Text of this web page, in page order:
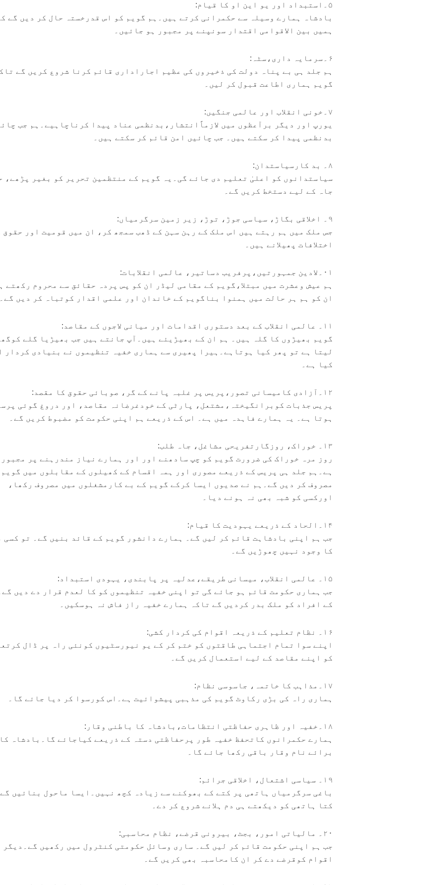
۵۔استبداد اور یو این او کا قیام:
بادشاہ ہمارے وسیلہ سے حکمرانی کرتے ہیں۔ہم گویم کو اس قدرخستہ حال کر دیں گے
ہمیں بین الاقوامی اقتدار سونپنے پر مجبور ہو جائیں۔
۶۔سرمایہ داری،سٹہ:
ہم جلد ہی بے پناہ دولت کی ذخیروں کی عظیم اجاراداری قائم کرنا شروع کریں گے
گویم ہماری اطاعت قبول کر لیں۔
۷۔خونی انقلاب اور عالمی جنگیں:
یورپ اور دیگر برآعظوں میں لازماًانتشار،بدنظمی عناد پیدا کرناچاہیے۔ہم جب
بدنظمی پیدا کر سکتے ہیں۔ جب چائیں امن قائم کر سکتے ہیں۔
۸۔ بد کارسیاستدان:
سیاستدانوں کو اعلیٰ تعلیم دی جائے گی۔یہ گویم کے منتظمین تحریر کو بغیر پڑھے،
جاہ کے لیے دستخط کریں گے۔
۹۔ اخلاقی بگاڑ، سیاسی جوڑ، توڑ، زیر زمین سرگرمیاں:
جس ملک میں ہم رہتے ہیں اس ملک کے رہن سہن کے ڈھب سمجھ کر، ان میں قومیت اور حقوق
اختلافات پھیلانے ہیں۔
۰۱۔لادین جمہورتیں،پرفریب دساتیر، عالمی انقلابات:
ہم عیش وعشرت میں مبتلا،گویم کے مقامی لیڈر ان کو پس پردہ حقائق سے محروم رکھتے
ان کو ہم ہر حالت میں ہمنوا بناگویم کے خاندان اور علمی اقدار کوتباہ کر دیں
۱۱۔ عالمی انقلاب کے بعد دستوری اقدامات اور میانی لاجوں کے مقاصد:
گویم بھیڑوں کا گلہ ہیں۔ ہم ان کے بھیڑیئے ہیں۔آپ جانتے ہیں جب بھیڑیا گلے
لیتا ہے تو پھر کیا ہوتاہے۔ہیرا پھیری سے ہماری خفیہ تنظیموں نے بنیادی کردار
کیا ہے۔
۱۲۔آزادی کامیسانی تصور،پریس پر غلبہ پانے کے گر، صوبائی حقوق کا مقصد:
پریس جذبات کوبرانگیختہ،مشتعل، پارٹی کے خودغرضانہ مقاصد، اور دروغ گوئی
ہوتا ہے۔ یہ ہمارے فاہدہ میں ہے۔ اس کے ذریعے ہم اپنی حکومت کو مضبوط کریں گے۔
۱۳۔ خوراک، روزگارتفریحی مشاغل، جاہ طلب:
روز مرہ خوراک کی ضرورت گویم کو چپ سادھنے اور اور ہمارے نیاز مندرہنے پر
ہے۔ہم جلد ہی پریس کے ذریعے مصوری اور ہمہ اقسام کے کھیلوں کے مقابلوں میں
مصروف کر دیں گے۔ہم نے صدیوں ایسا کرکے گویم کے بے کارمشغلوں میں مصروف رکھا،
اورکسی کو شبہ بھی نہ ہونے دیا۔
۱۴۔الحاد کے ذریعے یہودیت کا قیام:
جب ہم اپنی بادشاہت قائم کر لیں گے۔ ہمارے دانشور گویم کے قائد بنیں گے۔ تو کسی
کا وجود نہیں چھوڑیں گے۔
۱۵۔ عالمی انقلاب، میسانی طریقے،عدلیہ پر پابندی، یہودی استبداد:
جب ہماری حکومت قائم ہو جائے گی تو اپنی خفیہ تنظیموں کو کا لعدم قرار دے دیں
کے افراد کو ملک بدر کردیں گے تاکہ ہمارے خفیہ راز فاش نہ ہوسکیں۔
۱۶۔ نظام تعلیم کے ذریعہ اقوام کی کردار کشی:
اپنے سوا تمام اجتماہی طاقتوں کو ختم کر کے یو نیورسٹیوں کونئی راہ پر ڈال
کو اپنے مقاصد کے لیے استعمال کریں گے۔
۱۷۔مذاہب کا خاتمہ، جاسوسی نظام:
ہماری راہ کی بڑی رکاوٹ گویم کی مذہبی پیشوائیت ہے۔اس کورسوا کر دیا جائے گا۔
۱۸۔خفیہ اور ظاہری حفاظتی انتظامات،بادشاہ کا باطنی وقار:
ہمارے حکمرانوں کاتحفظ خفیہ طور پرحفاظتی دستہ کے ذریعے کیاجائے گا۔بادشاہ
برائے نام وقار باقی رکھا جائے گا۔
۱۹۔ سیاسی اشتعال، اخلاقی جرائم:
باغی سرگرمیاں ہاتھی پر کتے کے بھوکنے سے زیادہ کچھ نہیں۔ایسا ماحول بنائیں
کتا ہاتھی کو دیکھتے ہی دم ہلانے شروع کر دے۔
۲۰۔ مالیاتی امور، بجٹ، بیرونی قرضے، نظام محاسبی:
جب ہم اپنی حکومت قائم کر لیں گے۔ ساری وسائل حکومتی کنٹرول میں رکھیں گے۔دیگر
اقوام کوقرضے دے کر ان کامحاسبہ بھی کریں گے۔